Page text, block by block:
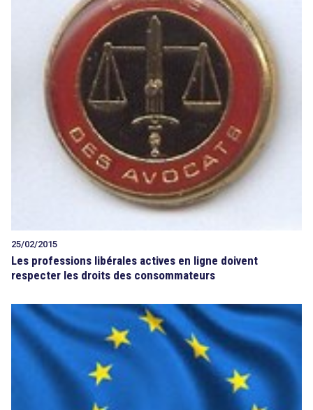
25/02/2015
Les professions libérales actives en ligne doivent
respecter les droits des consommateurs